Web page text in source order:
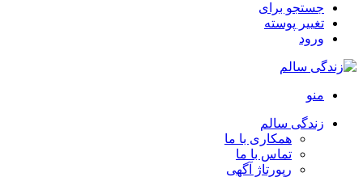
جستجو برای
تغییر پوسته
ورود
منو
زندگی سالم
همکاری با ما
تماس با ما
رپورتاژ آگهی